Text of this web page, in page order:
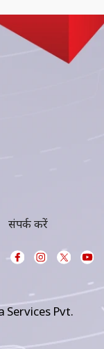
संपर्क करें
Pvt.